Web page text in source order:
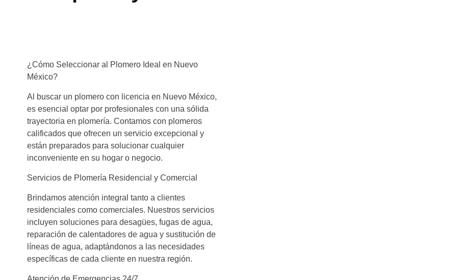
¿Cómo Seleccionar al Plomero Ideal en Nuevo
México?
Al buscar un plomero con licencia en Nuevo México,
es esencial optar por profesionales con una sólida
trayectoria en plomería. Contamos con plomeros
calificados que ofrecen un servicio excepcional y
están preparados para solucionar cualquier
inconveniente en su hogar o negocio.
Servicios de Plomería Residencial y Comercial
Brindamos atención integral tanto a clientes
residenciales como comerciales. Nuestros servicios
incluyen soluciones para desagües, fugas de agua,
reparación de calentadores de agua y sustitución de
líneas de agua, adaptándonos a las necesidades
específicas de cada cliente en nuestra región.